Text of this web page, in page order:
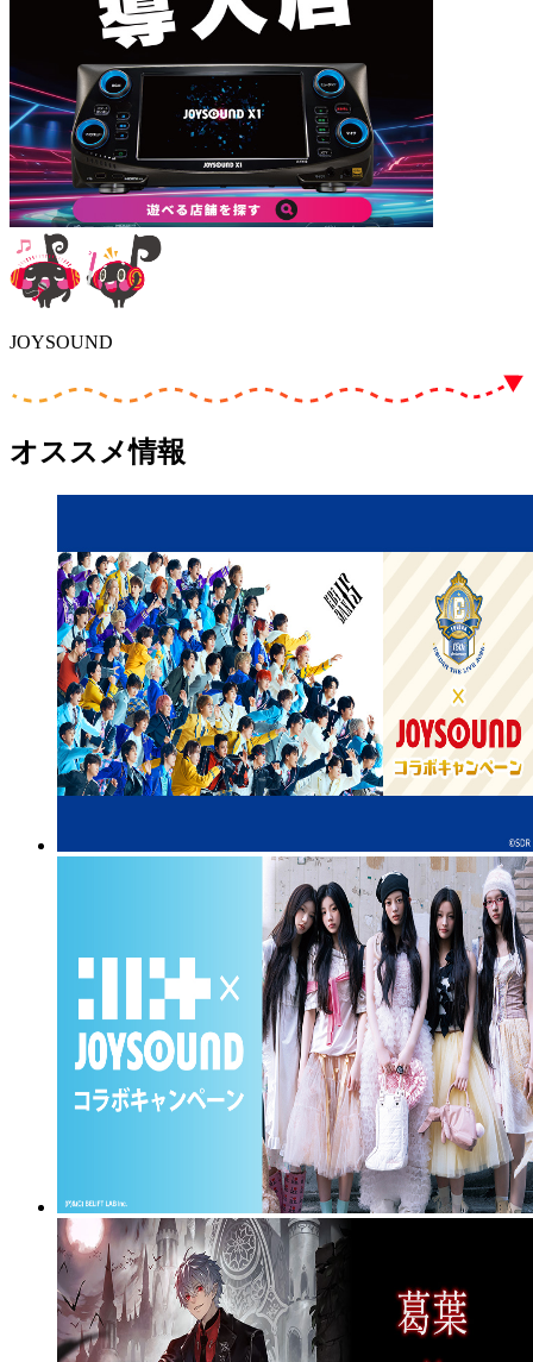
JOYSOUND
オススメ情報